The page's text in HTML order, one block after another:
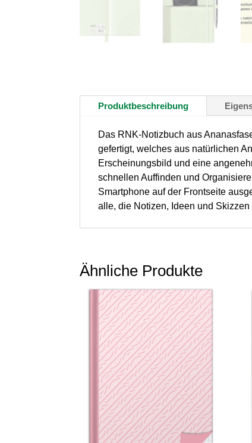
Produktbeschreibung
Das RNK-Notizbuch aus
gefertigt, welches aus natürlichen
Erscheinungsbild und eine
schnellen Auffinden und
Smartphone auf der Frontseite
alle, die Notizen, Ideen und
Ähnliche Produkte